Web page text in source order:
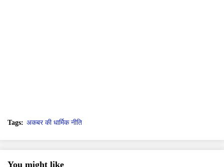
Tags: अकबर की धार्मिक नीति
You might like